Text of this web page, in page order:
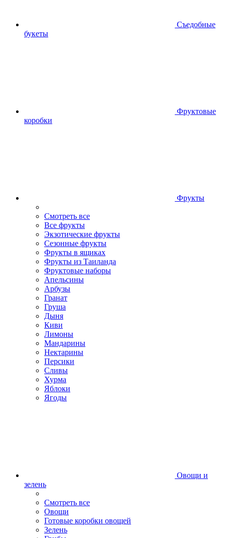
Съедобные
букеты
Фруктовые
коробки
Фрукты
Смотреть все
Все фрукты
Экзотические фрукты
Сезонные фрукты
Фрукты в ящиках
Фрукты из Таиланда
Фруктовые наборы
Апельсины
Арбузы
Гранат
Груша
Дыня
Киви
Лимоны
Мандарины
Нектарины
Персики
Сливы
Хурма
Яблоки
Ягоды
Овощи и
зелень
Смотреть все
Овощи
Готовые коробки овощей
Зелень